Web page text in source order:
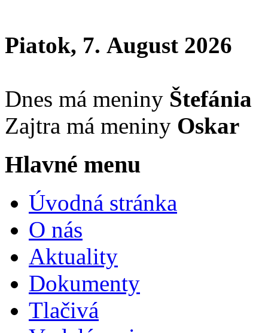
Piatok, 7. August 2026
Dnes má meniny Štefánia
Zajtra má meniny Oskar
Hlavné menu
Úvodná stránka
O nás
Aktuality
Dokumenty
Tlačivá